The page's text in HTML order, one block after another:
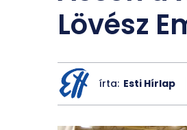
Lövész
írta: Esti Hírlap